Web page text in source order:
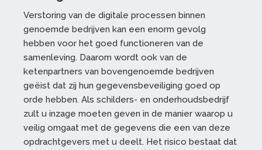
Verstoring van de digitale processen binnen
genoemde bedrijven kan een enorm gevolg
hebben voor het goed functioneren van de
samenleving. Daarom wordt ook van de
ketenpartners van bovengenoemde bedrijven
geëist dat zij hun gegevensbeveiliging goed op
orde hebben. Als schilders- en onderhoudsbedrijf
zult u inzage moeten geven in de manier waarop u
veilig omgaat met de gegevens die een van deze
opdrachtgevers met u deelt. Het risico bestaat dat